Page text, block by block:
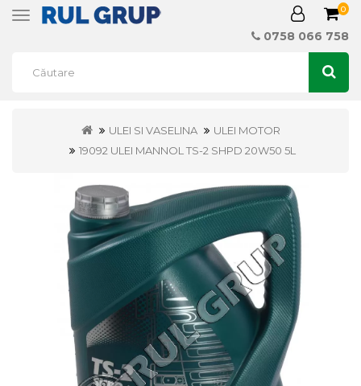
Toggle
0
0758 066 758
ULEI SI VASELINA
ULEI MOTOR
19092 ULEI MANNOL TS-2 SHPD 20W50 5L